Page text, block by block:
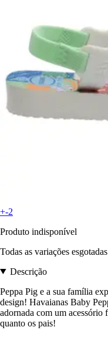
+-2
Produto indisponível
Todas as variações esgotadas
Descrição
Peppa Pig e a sua família
design! Havaianas Baby
adornada com um acessório
quanto os pais!